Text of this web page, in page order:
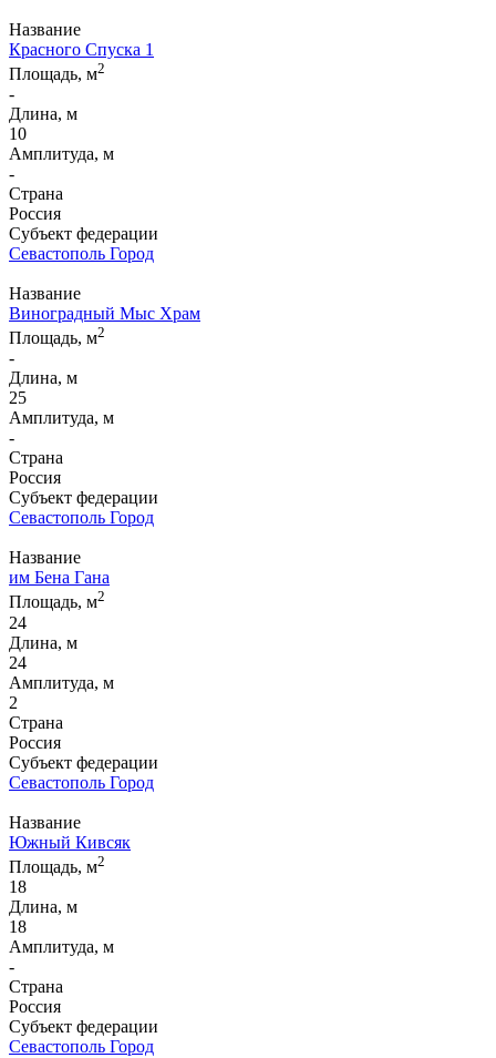
Название
Красного Спуска 1
Площадь, м2
-
Длина, м
10
Амплитуда, м
-
Страна
Россия
Субъект федерации
Севастополь Город
Название
Виноградный Мыс Храм
Площадь, м2
-
Длина, м
25
Амплитуда, м
-
Страна
Россия
Субъект федерации
Севастополь Город
Название
им Бена Гана
Площадь, м2
24
Длина, м
24
Амплитуда, м
2
Страна
Россия
Субъект федерации
Севастополь Город
Название
Южный Кивсяк
Площадь, м2
18
Длина, м
18
Амплитуда, м
-
Страна
Россия
Субъект федерации
Севастополь Город